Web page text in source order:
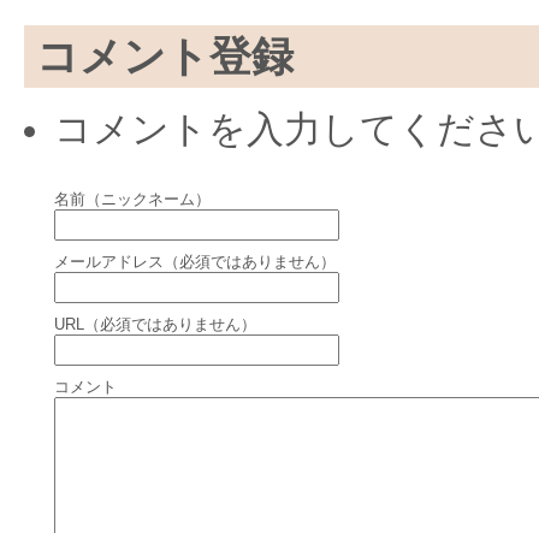
コメント登録
コメントを入力してくださ
名前（ニックネーム）
メールアドレス（必須ではありません）
URL（必須ではありません）
コメント